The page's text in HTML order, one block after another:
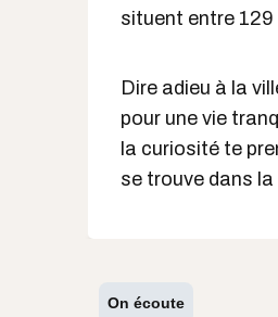
situent entre
Dire adieu à la
pour une vie
la curiosité te
se trouve dans la
On écoute